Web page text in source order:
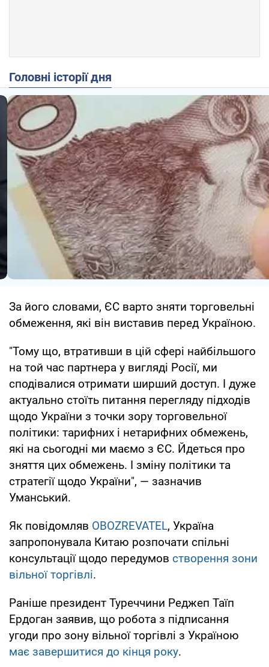
Головні історії дня
За його словами, ЄС варто зняти торговельні
обмеження, які він виставив перед Україною.
"Тому що, втративши в цій сфері найбільшого
на той час партнера у вигляді Росії, ми
сподівалися отримати ширший доступ. І дуже
актуально стоїть питання перегляду підходів
щодо України з точки зору торговельної
політики: тарифних і нетарифних обмежень,
які на сьогодні ми маємо з ЄС. Йдеться про
зняття цих обмежень. І зміну політики та
стратегії щодо України", — зазначив
Уманський.
Як повідомляв OBOZREVATEL, Україна
запропонувала Китаю розпочати спільні
консультації щодо передумов створення зони
вільної торгівлі.
Раніше президент Туреччини Реджеп Таїп
Ердоган заявив, що робота з підписання
угоди про зону вільної торгівлі з Україною
має завершитися до кінця року.